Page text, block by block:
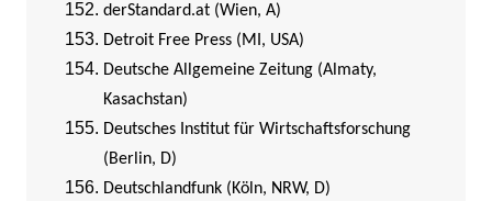
derStandard.at (Wien, A)
Detroit Free Press (MI, USA)
Deutsche Allgemeine Zeitung (Almaty,
Kasachstan)
Deutsches Institut für Wirtschaftsforschung
(Berlin, D)
Deutschlandfunk (Köln, NRW, D)